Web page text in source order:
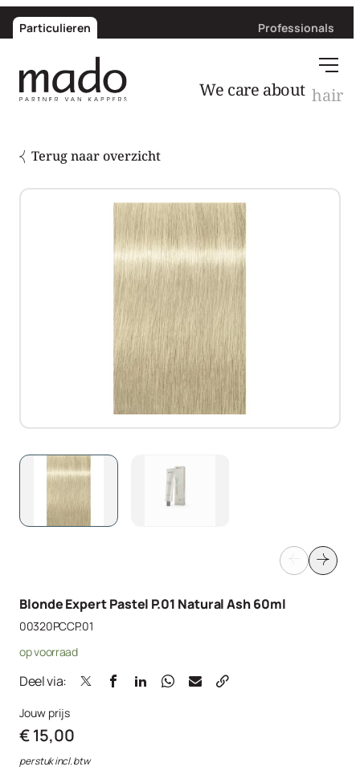
Particulieren Professionals
We care about hair
Terug naar overzicht
Blonde Expert Pastel P.01 Natural Ash 60ml
00320PCCP.01
op voorraad
Deel via:
Jouw prijs
€ 15,00
per stuk incl. btw